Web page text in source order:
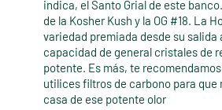
indica, el Santo Grial de este
de la Kosher Kush y la OG #18. La
variedad premiada desde su salida
capacidad de general cristales de
potente. Es más, te
utilices filtros de carbono para que
casa de ese potente olor